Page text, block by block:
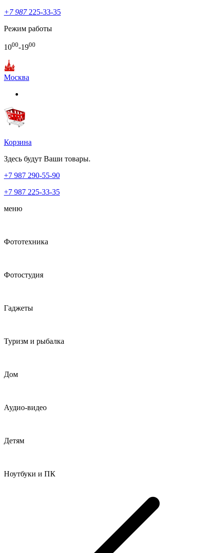
+7 987225-33-35
Режим работы
1000-1900
Москва
Корзина
Здесь будут Ваши товары.
+7 987 290-55-90
+7 987 225-33-35
меню
Фототехника
Фотостудия
Гаджеты
Туризм и рыбалка
Дом
Аудио-видео
Детям
Ноутбуки и ПК